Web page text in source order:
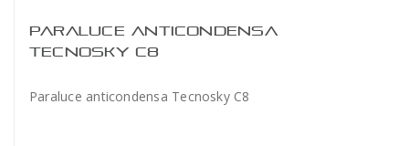
PARALUCE ANTICONDENSA
TECNOSKY C8
Paraluce anticondensa Tecnosky C8